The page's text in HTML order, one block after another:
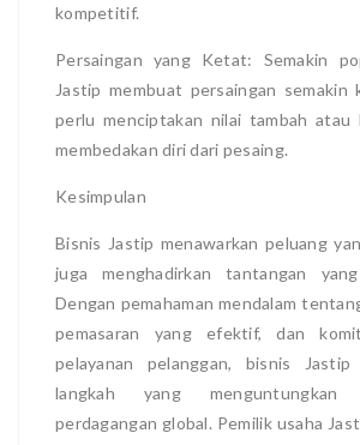
kompetitif.
Persaingan yang Ketat: Semakin
Jastip membuat persaingan
perlu menciptakan nilai tambah atau
membedakan diri dari pesaing.
Kesimpulan
Bisnis Jastip menawarkan peluang
juga menghadirkan tantangan
Dengan pemahaman mendalam
pemasaran yang efektif, dan
pelayanan pelanggan, bisnis
langkah yang menguntungkan
perdagangan global. Pemilik usaha